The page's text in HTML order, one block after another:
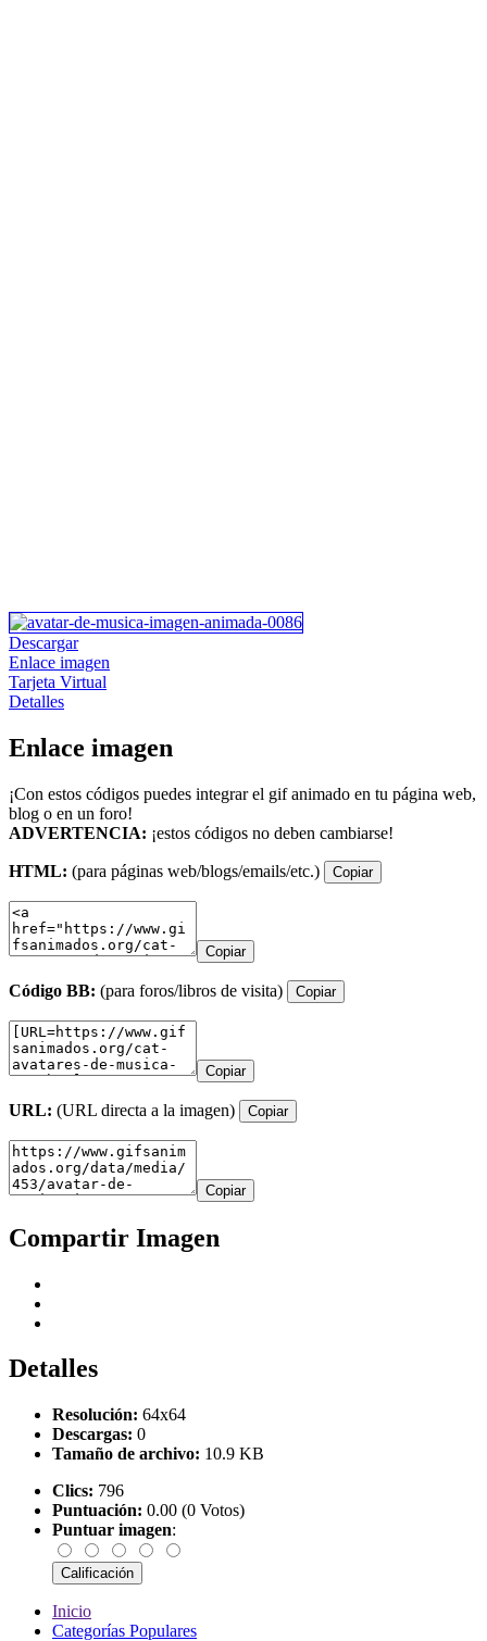
Descargar
Enlace imagen
Tarjeta Virtual
Detalles
Enlace imagen
¡Con estos códigos puedes integrar el gif animado en tu página web,
blog o en un foro!
ADVERTENCIA: ¡estos códigos no deben cambiarse!
HTML: (para páginas web/blogs/emails/etc.) Copiar
Copiar
Código BB: (para foros/libros de visita) Copiar
Copiar
URL: (URL directa a la imagen) Copiar
Copiar
Compartir Imagen
Detalles
Resolución: 64x64
Descargas: 0
Tamaño de archivo: 10.9 KB
Clics: 796
Puntuación: 0.00 (0 Votos)
Puntuar imagen:
Inicio
Categorías Populares